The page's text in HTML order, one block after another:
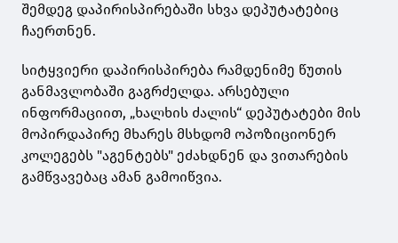
შემდეგ დაპირისპირებაში სხვა დეპუტატებიც
ჩაერთნენ.
სიტყვიერი დაპირისპირება რამდენიმე წუთის
განმავლობაში გაგრძელდა. არსებული
ინფორმაციით, „ხალხის ძალის“ დეპუტატები მის
მოპირდაპირე მხარეს მსხდომ ოპოზიციონერ
კოლეგებს "აგენტებს" ეძახდნენ და ვითარების
გამწვავებაც ამან გამოიწვია.